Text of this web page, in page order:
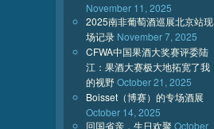
November 11, 2025
2025南非葡萄酒巡展北京站现
场记录 November 7, 2025
CFWA中国果酒大奖赛评委陆
江：果酒大赛极大地拓宽了我
的视野October 21, 2025
Boisset（博赛）的专场酒展
October 14, 2025
回国省亲，生日欢聚 October